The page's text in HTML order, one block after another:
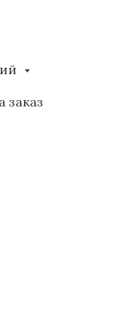
заказ